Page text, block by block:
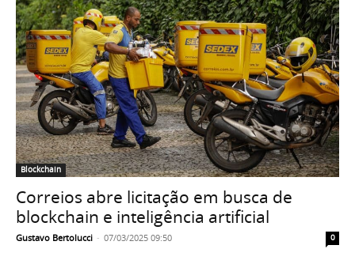
Blockchain
Correios abre licitação em busca de
blockchain e inteligência artificial
Gustavo Bertolucci - 07/03/2025 09:50 0